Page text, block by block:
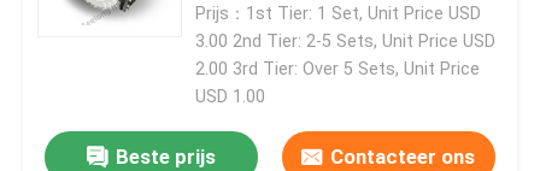
Prijs：1st Tier: 1 Set, Unit Price USD
3.00 2nd Tier: 2-5 Sets, Unit Price USD
2.00 3rd Tier: Over 5 Sets, Unit Price
USD 1.00
Beste prijs Contacteer ons